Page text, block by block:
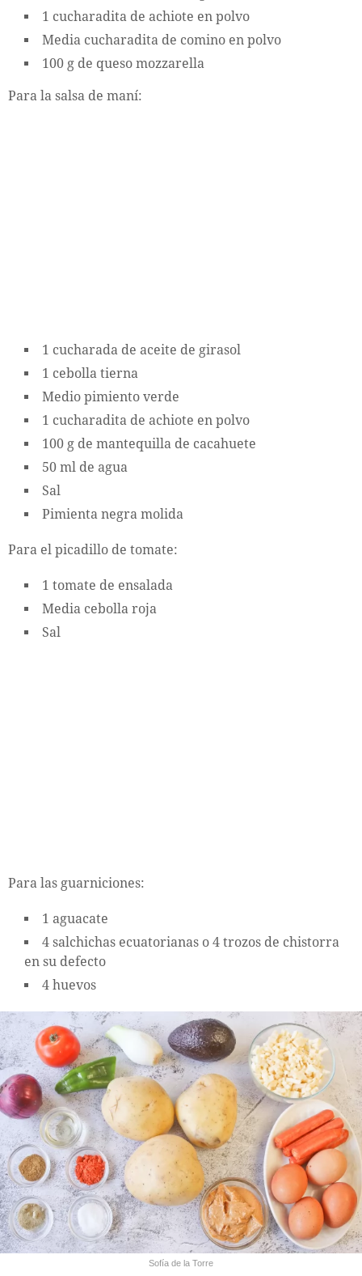
1 cucharadita de achiote en polvo
Media cucharadita de comino en polvo
100 g de queso mozzarella
Para la salsa de maní:
1 cucharada de aceite de girasol
1 cebolla tierna
Medio pimiento verde
1 cucharadita de achiote en polvo
100 g de mantequilla de cacahuete
50 ml de agua
Sal
Pimienta negra molida
Para el picadillo de tomate:
1 tomate de ensalada
Media cebolla roja
Sal
Para las guarniciones:
1 aguacate
4 salchichas ecuatorianas o 4 trozos de chistorra
en su defecto
4 huevos
Sofía de la Torre